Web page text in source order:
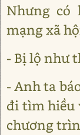
Nhưng có
mạng xã
- Bị lộ như
- Anh ta
đi tìm hiều
chương